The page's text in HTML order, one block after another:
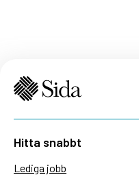
Hitta snabbt
Lediga jobb